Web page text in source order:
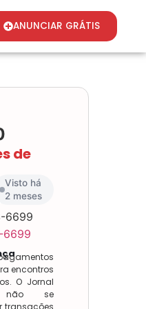
ANUNCIAR GRÁTIS
de
Visto há
2 meses
6699
6699
encontros
O Jornal
não se
transações